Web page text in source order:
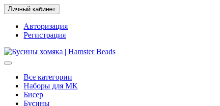
Личный кабинет
Авторизация
Регистрация
Все категории
Наборы для МК
Бисер
Бусины